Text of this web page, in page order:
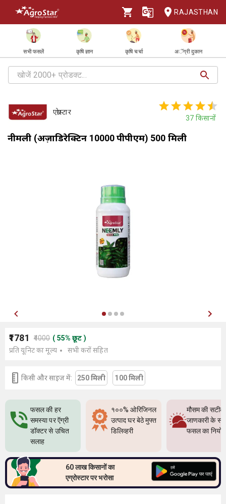
RAJASTHAN
सभी फसलें कृषि ज्ञान कृषि चर्चा अॅग्री दुकान
एग्रोस्टार
37 किसानों
नीमली (अज़ाडिरेक्टिन 10000 पीपीएम) 500 मिली
₹1781 ₹4000 ( 55% छूट )
प्रति यूनिट का मूल्य
सभी करों सहित
किसी और साइज में: 250 मिली 100 मिली
फसल की हर
समस्या पर ऍग्री
डॉक्टर से उचित
सलाह
१००% ओरिजिनल
उत्पाद घर बेठे मुफ्त
डिलिव्हरी
मौसम की सटीक
जाणकारी के
फसल का
60 लाख किसानों का
एग्रोस्टार पर भरोसा